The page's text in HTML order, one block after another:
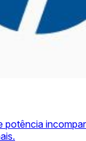
potência